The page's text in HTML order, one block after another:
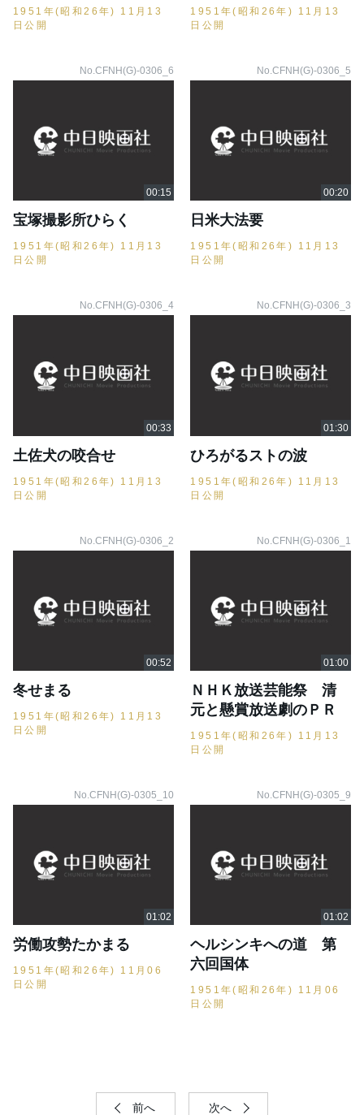
1951年(昭和26年) 11月13
日公開
1951年(昭和26年) 11月13
日公開
No.CFNH(G)-0306_6
宝塚撮影所ひらく
1951年(昭和26年) 11月13
日公開
No.CFNH(G)-0306_5
日米大法要
1951年(昭和26年) 11月13
日公開
No.CFNH(G)-0306_4
土佐犬の咬合せ
1951年(昭和26年) 11月13
日公開
No.CFNH(G)-0306_3
ひろがるストの波
1951年(昭和26年) 11月13
日公開
No.CFNH(G)-0306_2
冬せまる
1951年(昭和26年) 11月13
日公開
No.CFNH(G)-0306_1
ＮＨＫ放送芸能祭 清
元と懸賞放送劇のＰＲ
1951年(昭和26年) 11月13
日公開
No.CFNH(G)-0305_10
労働攻勢たかまる
1951年(昭和26年) 11月06
日公開
No.CFNH(G)-0305_9
ヘルシンキへの道 第
六回国体
1951年(昭和26年) 11月06
日公開
前へ 次へ